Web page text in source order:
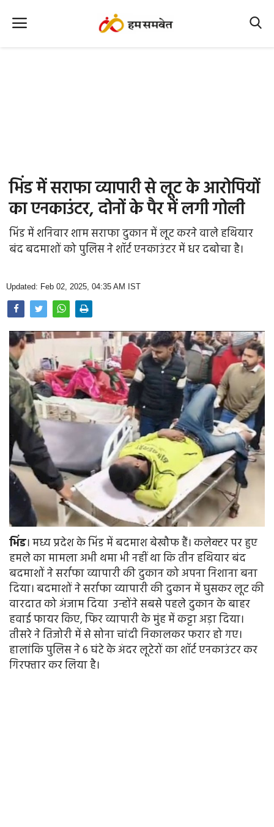
Office Office
Farm & Food
Opinion
Health & Lifestyle
Photo Gallery
Home
भिंड में सराफा व्यापारी से लूट के आरोपियों
का एनकाउंटर, दोनों के पैर में लगी गोली
भिंड में शनिवार शाम सराफा दुकान में लूट करने वाले हथियार
बंद बदमाशों को पुलिस ने शॉर्ट एनकाउंटर में धर दबोचा है।
Updated: Feb 02, 2025, 04:35 AM IST
भिंड। मध्य प्रदेश के भिंड में बदमाश बेखौफ हैं। कलेक्टर पर हुए
हमले का मामला अभी थमा भी नहीं था कि तीन हथियार बंद
बदमाशों ने सर्राफा व्यापारी की दुकान को अपना निशाना बना
दिया। बदमाशों ने सर्राफा व्यापारी की दुकान में घुसकर लूट की
वारदात को अंजाम दिया उन्होंने सबसे पहले दुकान के बाहर
हवाई फायर किए, फिर व्यापारी के मुंह में कट्टा अड़ा दिया।
तीसरे ने तिजोरी में से सोना चांदी निकालकर फरार हो गए।
हालांकि पुलिस ने 6 घंटे के अंदर लूटेरों का शॉर्ट एनकाउंटर कर
गिरफ्तार कर लिया है।